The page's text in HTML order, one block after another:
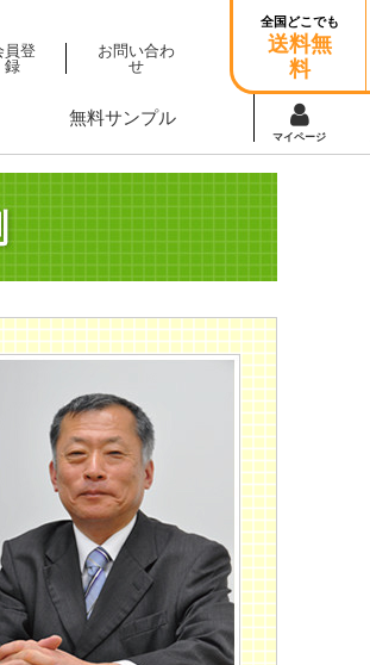
員登
録
お問い合わ
せ
全国どこでも
送料無
料
無料サンプル
マイページ